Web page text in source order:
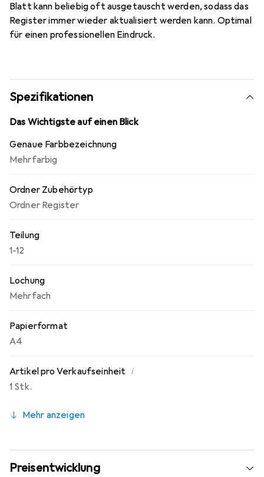
Blatt kann beliebig oft ausgetauscht werden, sodass das
Register immer wieder aktualisiert werden kann. Optimal
für einen professionellen Eindruck.
Spezifikationen
Das Wichtigste auf einen Blick
Genaue Farbbezeichnung
Mehrfarbig
Ordner Zubehörtyp
Ordner Register
Teilung
1-12
Lochung
Mehrfach
Papierformat
A4
Artikel pro Verkaufseinheit i
1 Stk.
Mehr anzeigen
Preisentwicklung